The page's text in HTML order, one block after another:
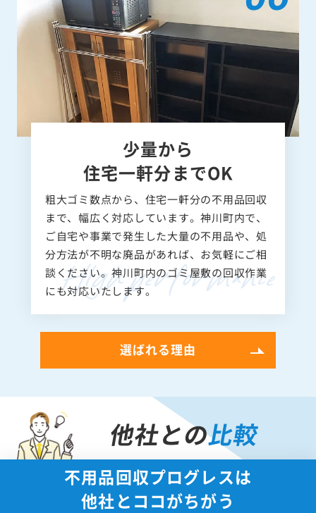
少量から
住宅一軒分までOK
粗大ゴミ数点から、住宅一軒分の不用品回収
まで、幅広く対応しています。神川町内で、
ご自宅や事業で発生した大量の不用品や、処
分方法が不明な廃品があれば、お気軽にご相
談ください。神川町内のゴミ屋敷の回収作業
にも対応いたします。
選ばれる理由
他社との比較
不用品回収プログレスは
他社とココがちがう